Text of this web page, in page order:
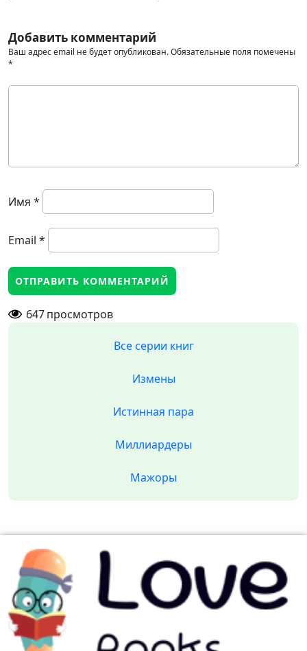
Добавить комментарий
Ваш адрес email не будет опубликован.Обязательные поля помечены
*
Имя *
Email *
647просмотров
Все серии книг
Измены
Истинная пара
Миллиардеры
Мажоры